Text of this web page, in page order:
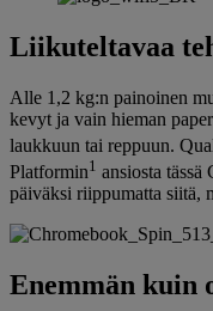
Liikuteltavaa
Alle 1,2 kg:n painoinen
kevyt ja vain hieman
laukkuun tai reppuun.
Platformin1 ansiosta
päiväksi riippumatta siitä,
Enemmän kuin